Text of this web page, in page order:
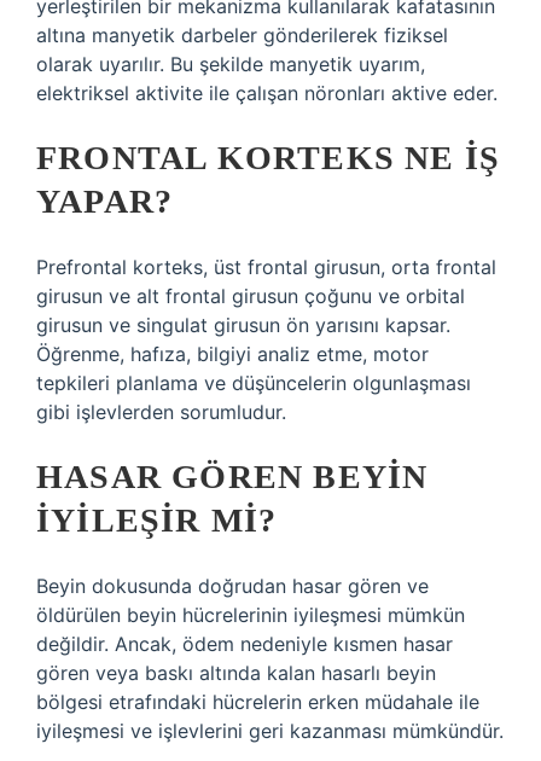
yerleştirilen bir mekanizma kullanılarak kafatasının
altına manyetik darbeler gönderilerek fiziksel
olarak uyarılır. Bu şekilde manyetik uyarım,
elektriksel aktivite ile çalışan nöronları aktive eder.
FRONTAL KORTEKS NE IŞ
YAPAR?
Prefrontal korteks, üst frontal girusun, orta frontal
girusun ve alt frontal girusun çoğunu ve orbital
girusun ve singulat girusun ön yarısını kapsar.
Öğrenme, hafıza, bilgiyi analiz etme, motor
tepkileri planlama ve düşüncelerin olgunlaşması
gibi işlevlerden sorumludur.
HASAR GÖREN BEYIN
IYILEŞIR MI?
Beyin dokusunda doğrudan hasar gören ve
öldürülen beyin hücrelerinin iyileşmesi mümkün
değildir. Ancak, ödem nedeniyle kısmen hasar
gören veya baskı altında kalan hasarlı beyin
bölgesi etrafındaki hücrelerin erken müdahale ile
iyileşmesi ve işlevlerini geri kazanması mümkündür.